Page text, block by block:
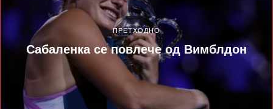
ПРЕТХОДНО
Сабаленка се повлече од Вимблдон